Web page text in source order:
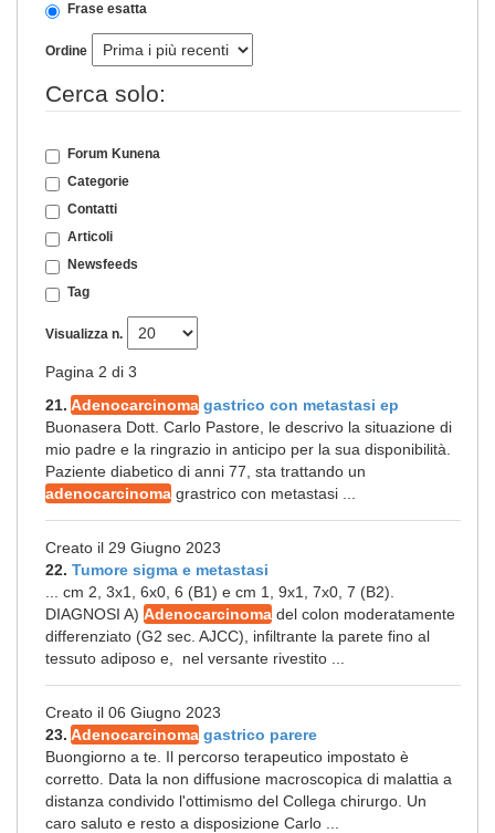
Frase esatta
Ordine
Cerca solo:
Forum Kunena
Categorie
Contatti
Articoli
Newsfeeds
Tag
Visualizza n.
Pagina 2 di 3
21. Adenocarcinoma gastrico con metastasi ep
Buonasera Dott. Carlo Pastore, le descrivo la situazione di
mio padre e la ringrazio in anticipo per la sua disponibilità.
Paziente diabetico di anni 77, sta trattando un
adenocarcinoma grastrico con metastasi ...
Creato il 29 Giugno 2023
22. Tumore sigma e metastasi
... cm 2, 3x1, 6x0, 6 (B1) e cm 1, 9x1, 7x0, 7 (B2).
DIAGNOSI A) Adenocarcinoma del colon moderatamente
differenziato (G2 sec. AJCC), infiltrante la parete fino al
tessuto adiposo e, nel versante rivestito ...
Creato il 06 Giugno 2023
23. Adenocarcinoma gastrico parere
Buongiorno a te. Il percorso terapeutico impostato è
corretto. Data la non diffusione macroscopica di malattia a
distanza condivido l'ottimismo del Collega chirurgo. Un
caro saluto e resto a disposizione Carlo ...